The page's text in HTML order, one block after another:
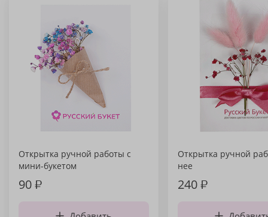
Открытка ручной работы с
мини-букетом
90₽
Открытка ручной
нее
240₽